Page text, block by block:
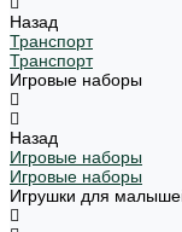
Назад
Транспорт
Транспорт
Игровые наборы
Назад
Игровые наборы
Игровые наборы
Игрушки для